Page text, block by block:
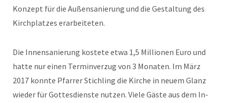
Konzept für die Außensanierung und die Gestaltung des
Kirchplatzes erarbeiteten.
Die Innensanierung kostete etwa 1,5 Millionen Euro und
hatte nur einen Terminverzug von 3 Monaten. Im März
2017 konnte Pfarrer Stichling die Kirche in neuem Glanz
wieder für Gottesdienste nutzen. Viele Gäste aus dem In-